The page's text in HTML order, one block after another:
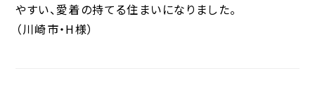
やすい、愛着の持てる住まいになりました。
（川崎市・H様）